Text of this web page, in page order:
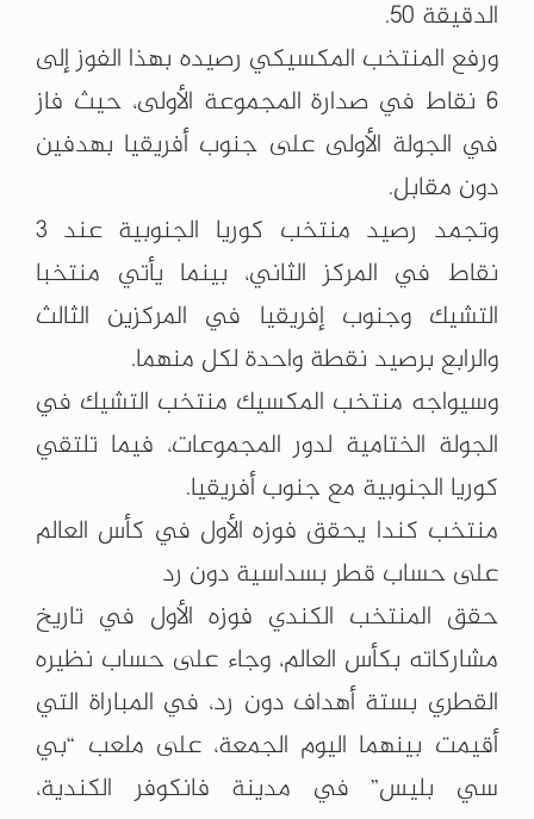
الدقيقة 50. ‏
ورفع المنتخب المكسيكي رصيده بهذا الفوز إلى
6 نقاط في صدارة المجموعة الأولى، ‏حيث فاز
في الجولة الأولى على جنوب أفريقيا بهدفين
دون مقابل. ‏
وتجمد رصيد منتخب كوريا الجنوبية عند 3
نقاط في المركز الثاني، بينما يأتي منتخبا
‏التشيك وجنوب إفريقيا في المركزين الثالث
والرابع برصيد نقطة واحدة لكل منهما.‏
وسيواجه منتخب المكسيك منتخب التشيك في
الجولة الختامية لدور المجموعات، فيما ‏تلتقي
كوريا الجنوبية مع جنوب أفريقيا.‏
منتخب كندا يحقق فوزه الأول في كأس العالم
على حساب قطر بسداسية دون رد
حقق المنتخب الكندي فوزه الأول في تاريخ
مشاركاته بكأس العالم، وجاء على حساب ‏نظيره
القطري بستة أهداف دون رد، في المباراة التي
أقيمت بينهما اليوم الجمعة، على ‏ملعب “بي
سي بليس” في مدينة فانكوفر الكندية،